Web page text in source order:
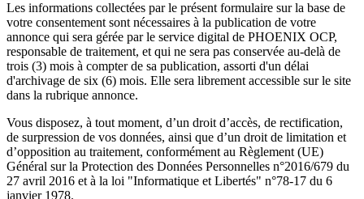
Les informations collectées par le présent formulaire sur la base de
votre consentement sont nécessaires à la publication de votre
annonce qui sera gérée par le service digital de PHOENIX OCP,
responsable de traitement, et qui ne sera pas conservée au-delà de
trois (3) mois à compter de sa publication, assorti d'un délai
d'archivage de six (6) mois. Elle sera librement accessible sur le site
dans la rubrique annonce.
Vous disposez, à tout moment, d’un droit d’accès, de rectification,
de surpression de vos données, ainsi que d’un droit de limitation et
d’opposition au traitement, conformément au Règlement (UE)
Général sur la Protection des Données Personnelles n°2016/679 du
27 avril 2016 et à la loi "Informatique et Libertés" n°78-17 du 6
janvier 1978.